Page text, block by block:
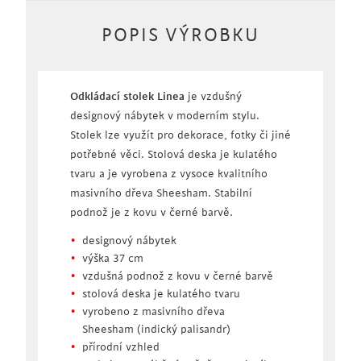
POPIS VÝROBKU
Odkládací stolek Linea je vzdušný
designový nábytek v moderním stylu.
Stolek lze využít pro dekorace, fotky či jiné
potřebné věci. Stolová deska je kulatého
tvaru a je vyrobena z vysoce kvalitního
masivního dřeva Sheesham. Stabilní
podnož je z kovu v černé barvě.
designový nábytek
výška 37 cm
vzdušná podnož z kovu v černé barvě
stolová deska je kulatého tvaru
vyrobeno z masivního dřeva
Sheesham (indický palisandr)
přírodní vzhled